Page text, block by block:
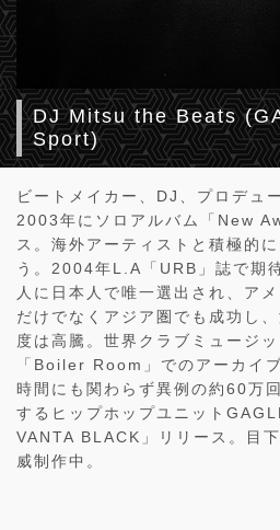
DJ Mitsu the Beats
Sport)
ビートメイカー、DJ、プロデュ
2003年にソロアルバム「New
ス。海外アーティストと積極的
う。2004年L.A「URB」誌で期
人に日本人で唯一選出され、ア
だけでなくアジア圏でも成功し
度は高騰。世界クラブミュージ
「Boiler Room」でのアーカイ
時間にも関わらず異例の約60万
するヒップホップユニット
VANTA BLACK」リリース。目
威制作中。